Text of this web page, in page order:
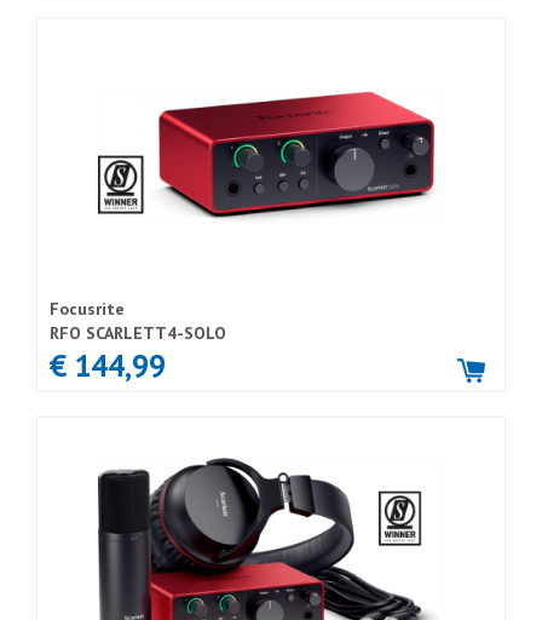
Focusrite
RFO SCARLETT4-SOLO
€ 144,99